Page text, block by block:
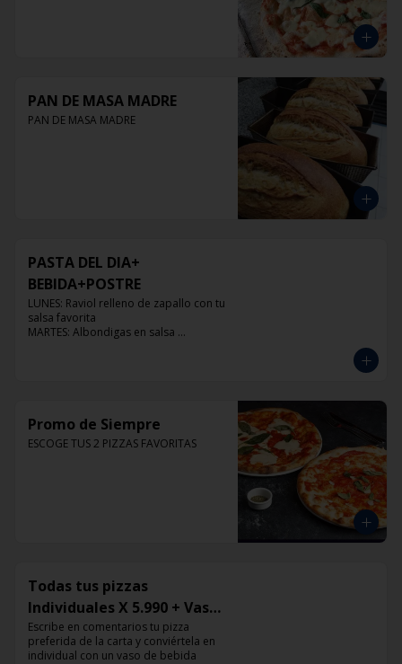
PAN DE MASA MADRE
PAN DE MASA MADRE
PASTA DEL DIA+
BEBIDA+POSTRE
LUNES: Raviol relleno de zapallo con tu
salsa favorita
MARTES: Albondigas en salsa
VIERNES: Raviol cabra con tu salsa
favorita
Promo de Siempre
ESCOGE TUS 2 PIZZAS FAVORITAS
Todas tus pizzas
Individuales X 5.990 + Vaso
de Bebida Grande
Escribe en comentarios tu pizza
preferida de la carta y conviértela en
individual con un vaso de bebida